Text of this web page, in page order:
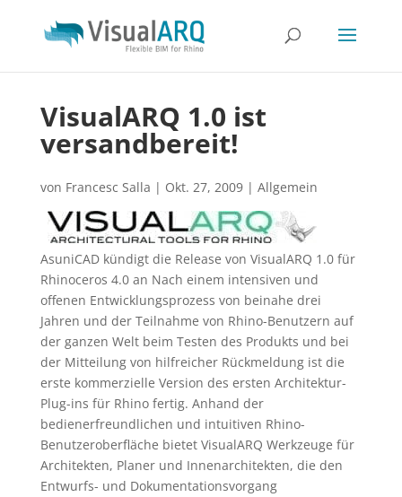
VisualARQ 1.0 ist
versandbereit!
von Francesc Salla | Okt. 27, 2009| Allgemein
AsuniCAD kündigt die Release von VisualARQ 1.0 für
Rhinoceros 4.0 an Nach einem intensiven und
offenen Entwicklungsprozess von beinahe drei
Jahren und der Teilnahme von Rhino-Benutzern auf
der ganzen Welt beim Testen des Produkts und bei
der Mitteilung von hilfreicher Rückmeldung ist die
erste kommerzielle Version des ersten Architektur-
Plug-ins für Rhino fertig. Anhand der
bedienerfreundlichen und intuitiven Rhino-
Benutzeroberfläche bietet VisualARQ Werkzeuge für
Architekten, Planer und Innenarchitekten, die den
Entwurfs- und Dokumentationsvorgang